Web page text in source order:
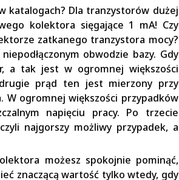
katalogach? Dla tranzystorów dużej
kolektora sięgające 1 mA! Czy
zatkanego tranzystora mocy?
obwodzie bazy. Gdy
a tak jest w ogromnej większości
prąd ten jest mierzony przy
ogromnej większości przypadków
napięciu pracy. Po trzecie
najgorszy możliwy przypadek, a
możesz spokojnie pominąć,
znaczącą wartość tylko wtedy, gdy